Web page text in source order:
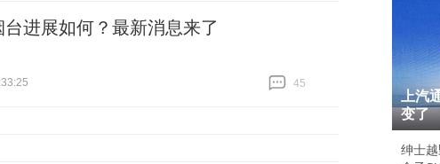
进展如何？最新消息来了
45
上汽
变了
绅士